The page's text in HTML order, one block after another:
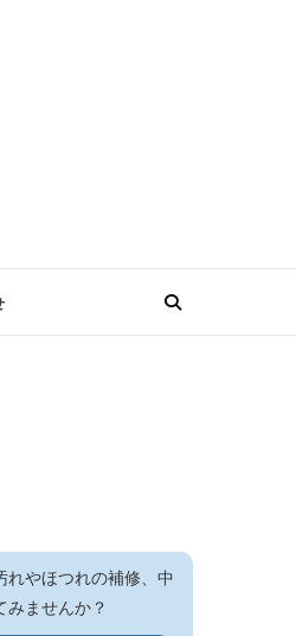
れやほつれの補修、中
みませんか？